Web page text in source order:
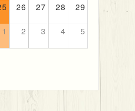
26 27 28 29
1 2 3 4 5